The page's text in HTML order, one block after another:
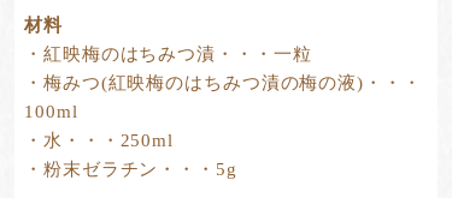
材料
・紅映梅のはちみつ漬・・・一粒
・梅みつ(紅映梅のはちみつ漬の梅の液)・・・
100ml
・水・・・250ml
・粉末ゼラチン・・・5g